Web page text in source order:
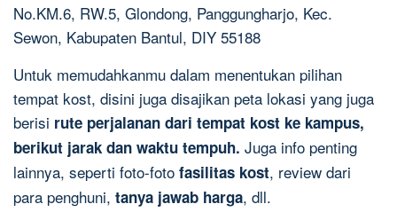
No.KM.6, RW.5, Glondong, Panggungharjo, Kec.
Sewon, Kabupaten Bantul, DIY 55188
Untuk memudahkanmu dalam menentukan pilihan
tempat kost, disini juga disajikan peta lokasi yang juga
berisi rute perjalanan dari tempat kost ke kampus,
berikut jarak dan waktu tempuh. Juga info penting
lainnya, seperti foto-foto fasilitas kost, review dari
para penghuni, tanya jawab harga, dll.